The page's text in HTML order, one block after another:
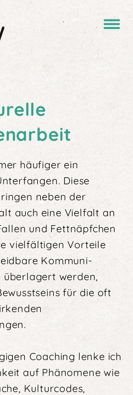
häufiger ein
Diese
neben der
auch eine Vielfalt an
und Fettnäpfchen
viel­fältigen Vorteile
Kommuni­
werden,
für die oft
Coaching lenke ich
auf Phänomene wie
Kulturcodes,